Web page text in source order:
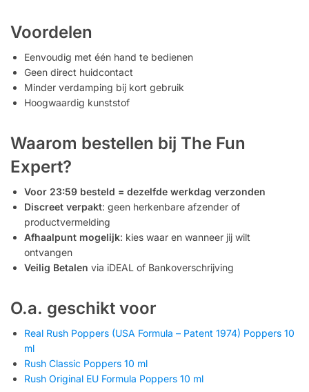
Voordelen
Eenvoudig met één hand te bedienen
Geen direct huidcontact
Minder verdamping bij kort gebruik
Hoogwaardig kunststof
Waarom bestellen bij The Fun
Expert?
Voor 23:59 besteld = dezelfde werkdag verzonden
Discreet verpakt: geen herkenbare afzender of
productvermelding
Afhaalpunt mogelijk: kies waar en wanneer jij wilt
ontvangen
Veilig Betalen via iDEAL of Bankoverschrijving
O.a. geschikt voor
Real Rush Poppers (USA Formula – Patent 1974) Poppers 10
ml
Rush Classic Poppers 10 ml
Rush Original EU Formula Poppers 10 ml